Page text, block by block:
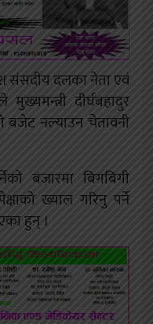
संसदीय दलका नेता एवं
मुख्यमन्त्री दीर्घबहादुर
बजेट नल्याउन चेतावनी
बजारमा बिगबिगी
ख्याल गरिनु पर्ने
हुन् ।